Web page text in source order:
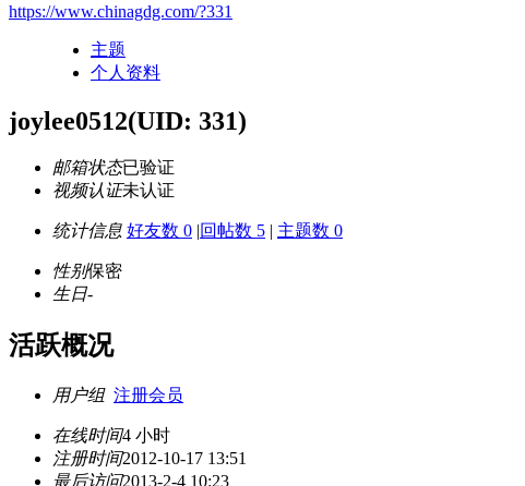
https://www.chinagdg.com/?331
主题
个人资料
joylee0512(UID: 331)
邮箱状态已验证
视频认证未认证
统计信息 好友数 0 |回帖数 5 | 主题数 0
性别保密
生日-
活跃概况
用户组 注册会员
在线时间4 小时
注册时间2012-10-17 13:51
最后访问2013-2-4 10:23